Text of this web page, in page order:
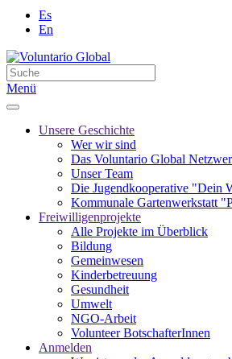
Es
En
Menü
Unsere Geschichte
Wer wir sind
Das Voluntario Global
Unser Team
Die Jugendkooperative "Dein
Kommunale Gartenwerkstatt
Freiwilligenprojekte
Alle Projekte im Überblick
Bildung
Gemeinwesen
Kinderbetreuung
Gesundheit
Umwelt
NGO-Arbeit
Volunteer BotschafterInnen
Anmelden